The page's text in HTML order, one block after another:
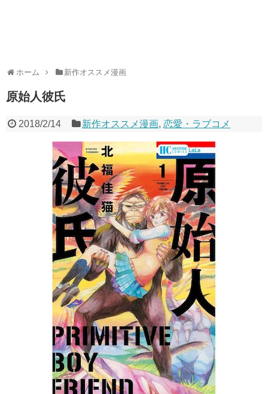
ホーム 新作オススメ漫画
原始人彼氏
2018/2/14 新作オススメ漫画,恋愛・ラブコメ